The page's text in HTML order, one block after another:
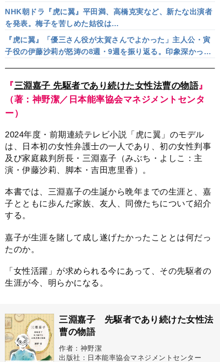
なし？
NHK朝ドラ『虎に翼』平田満、高橋克実など、新たな出演者
を発表。梅子を苦しめた姑役は…
『虎に翼』「優三さん役が太賀さんでよかった」主人公・寅
子役の伊藤沙莉が怒涛の8週・9週を振り返る。印象深かった
『三淵嘉子 先駆者であり続けた女性法曹の物語』
（著：神野潔／日本能率協会マネジメントセンタ
ー）
2024年度・前期連続テレビ小説「虎に翼」のモデル
は、日本初の女性弁護士の一人であり、初の女性判事
及び家庭裁判所長・三淵嘉子（みぶち・よしこ：主
演・伊藤沙莉、脚本・吉田恵里香）。
本書では、三淵嘉子の生誕から晩年までの生涯と、嘉
子とともに歩んだ家族、友人、同僚たちについて紹介
する。
嘉子が生涯を賭して成し遂げたかったこととは何だっ
たのか。
「女性活躍」が求められる今にあって、その先駆者の
生涯が今、明らかになる。
三淵嘉子 先駆者であり続けた女性法
曹の物語
作者：神野潔
出版社：日本能率協会マネジメントセンター